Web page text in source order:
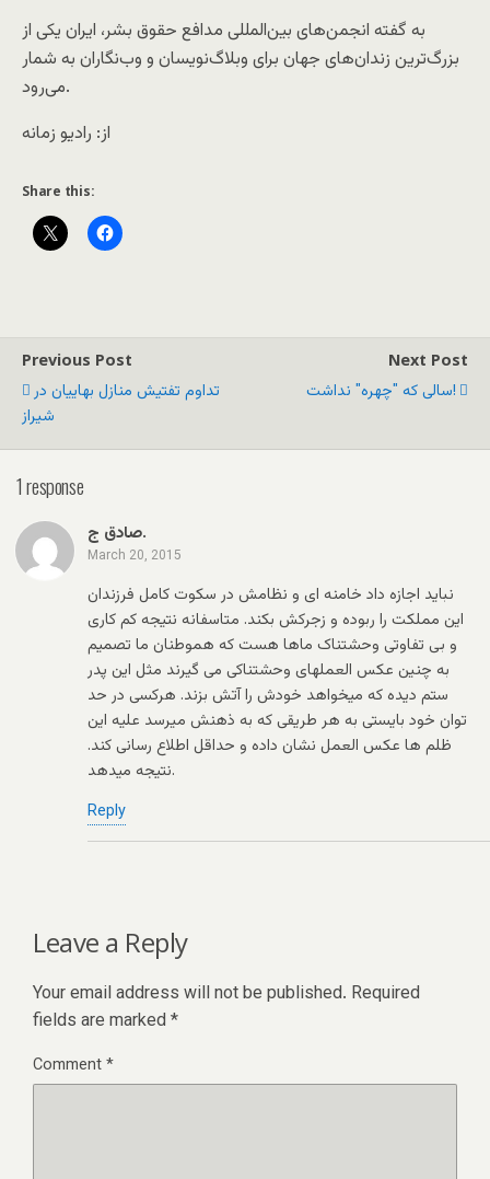
به گفته انجمن‌های بین‌المللی مدافع حقوق بشر، ایران یکی از
بزرگ‌ترین زندان‌های جهان برای وبلاگ‌نویسان و وب‌نگاران به شمار
می‌رود.
از: رادیو زمانه
Share this:
Previous Post
تداوم تفتیش منازل بهاییان در
شیراز
Next Post
سالى كه "چهره" نداشت!
1 response
صادق ج.
March 20, 2015
نباید اجازه داد خامنه ای و نظامش در سکوت کامل فرزندان
این مملکت را ربوده و زجرکش بکند. متاسفانه نتیجه کم کاری
و بی تفاوتی وحشتناک ماها هست که هموطنان ما تصمیم
به چنین عکس العملهای وحشتناکی می گیرند مثل این پدر
ستم دیده که میخواهد خودش را آتش بزند. هرکسی در حد
توان خود بایستی به هر طریقی که به ذهنش میرسد علیه این
ظلم ها عکس العمل نشان داده و حداقل اطلاع رسانی کند.
نتیجه میدهد.
Reply
Leave a Reply
Your email address will not be published. Required
fields are marked *
Comment*